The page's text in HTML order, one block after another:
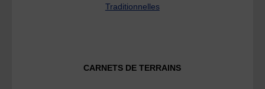
Traditionnelles
CARNETS DE TERRAINS